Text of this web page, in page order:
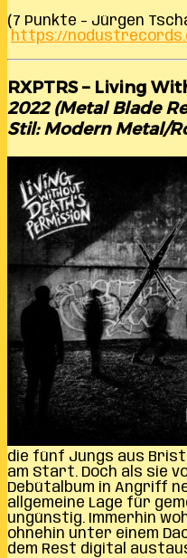
(7 Punkte – Jürgen
https://
RXPTRS – Living
2022 (Metal Blade
Stil: Modern Metal/
die fünf Jungs aus
am Start. Doch als sie
Debütalbum in Angriff
allgemeine Lage für
ungünstig. Immerhin
ohnehin unter einem
dem Rest digital